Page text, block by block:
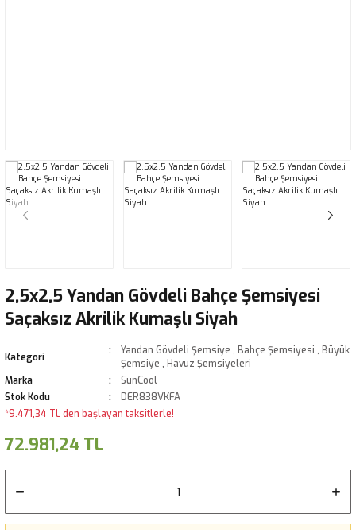
2,5x2,5 Yandan Gövdeli Bahçe Şemsiyesi
Saçaksız Akrilik Kumaşlı Siyah
Kategori
Yandan Gövdeli Şemsiye , Bahçe Şemsiyesi , Büyük
Şemsiye , Havuz Şemsiyeleri
Marka
SunCool
Stok Kodu
DER838VKFA
*9.471,34 TL den başlayan taksitlerle!
72.981,24 TL